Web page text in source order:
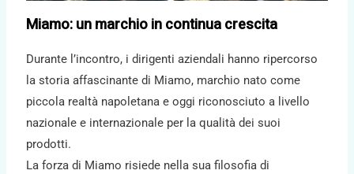
Miamo: un marchio in continua crescita
Durante l’incontro, i dirigenti aziendali hanno ripercorso
la storia affascinante di Miamo, marchio nato come
piccola realtà napoletana e oggi riconosciuto a livello
nazionale e internazionale per la qualità dei suoi
prodotti.
La forza di Miamo risiede nella sua filosofia di